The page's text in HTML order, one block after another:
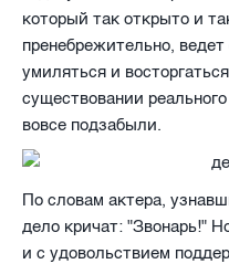
который так открыто и
пренебрежительно,
умиляться и
существовании
вовсе подзабыли.
По словам актера,
дело кричат: "Звонарь!"
и с удовольствием